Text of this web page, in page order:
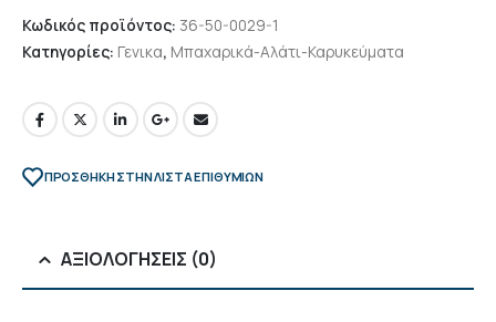
Κωδικός προϊόντος: 36-50-0029-1
Κατηγορίες: Γενικα, Μπαχαρικά-Αλάτι-Καρυκεύματα
ΠΡΌΣΘΉΚΗ ΣΤΗΝ ΛΊΣΤΑ ΕΠΙΘΥΜΙΏΝ
ΑΞΙΟΛΟΓΉΣΕΙΣ (0)